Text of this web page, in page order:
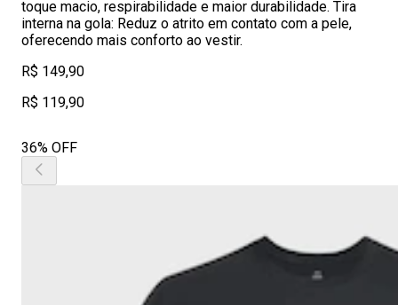
toque macio, respirabilidade e maior durabilidade. Tira
interna na gola: Reduz o atrito em contato com a pele,
oferecendo mais conforto ao vestir.
R$ 149,90
R$ 119,90
36% OFF